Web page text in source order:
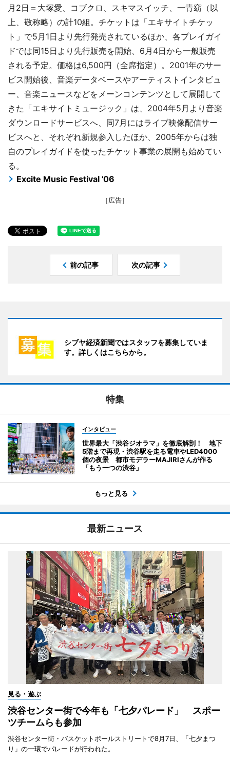
月2日＝大塚愛、コブクロ、スキマスイッチ、一青窈（以
上、敬称略）の計10組。チケットは「エキサイトチケッ
ト」で5月1日より先行発売されているほか、各プレイガイ
ドでは同15日より先行販売を開始、6月4日から一般販売
される予定。価格は6,500円（全席指定）。2001年のサー
ビス開始後、音楽データベースやアーティストインタビュ
ー、音楽ニュースなどをメーンコンテンツとして展開して
きた「エキサイトミュージック」は、2004年5月より音楽
ダウンロードサービスへ、同7月にはライブ映像配信サー
ビスへと、それぞれ新規参入したほか、2005年からは独
自のプレイガイドを使ったチケット事業の展開も始めてい
る。
Excite Music Festival ’06
［広告］
前の記事 次の記事
シブヤ経済新聞ではスタッフを募集していま
す。詳しくはこちらから。
特集
インタビュー
世界最大「渋谷ジオラマ」を徹底解剖！ 地下
5階まで再現・渋谷駅を走る電車やLED4000
個の夜景 都市モデラーMAJIRIさんが作る
「もう一つの渋谷」
もっと見る
最新ニュース
見る・遊ぶ
渋谷センター街で今年も「七夕パレード」 スポー
ツチームらも参加
渋谷センター街・バスケットボールストリートで8月7日、「七夕まつ
り」の一環でパレードが行われた。